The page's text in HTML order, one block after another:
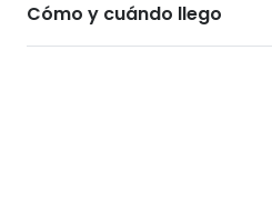
Cómo y cuándo llego